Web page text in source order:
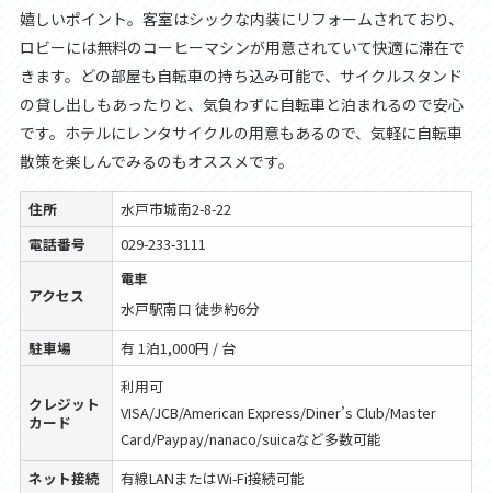
嬉しいポイント。客室はシックな内装にリフォームされており、
ロビーには無料のコーヒーマシンが用意されていて快適に滞在で
きます。どの部屋も自転車の持ち込み可能で、サイクルスタンド
の貸し出しもあったりと、気負わずに自転車と泊まれるので安心
です。ホテルにレンタサイクルの用意もあるので、気軽に自転車
散策を楽しんでみるのもオススメです。
住所
水戸市城南2-8-22
電話番号
029-233-3111
アクセス
電車
水戸駅南口 徒歩約6分
駐車場
有 1泊1,000円 / 台
クレジット
カード
利用可
VISA/JCB/American Express/Diner’s Club/Master
Card/Paypay/nanaco/suicaなど多数可能
ネット接続
有線LANまたはWi-Fi接続可能